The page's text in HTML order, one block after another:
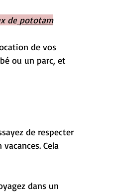
de pototam
de vos
ou un parc, et
de respecter
Cela
dans un